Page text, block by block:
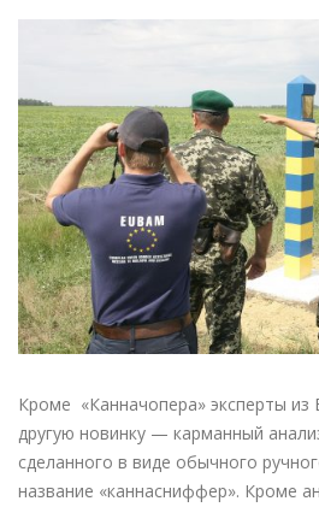
Кроме «Канначопера» эксперты из
другую новинку — карманный
сделанного в виде обычного
название «каннасниффер». Кроме